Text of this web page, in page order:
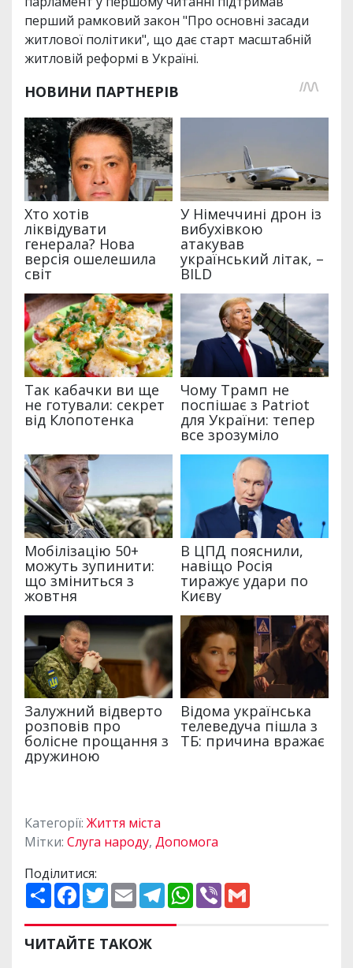
перший рамковий закон "Про основні засади
житлової політики", що дає старт масштабній
житловій реформі в Україні.
Категорії: Життя міста
Мітки: Слуга народу, Допомога
Поділитися:
П
о
и
р
и
F
a
e
b
o
T
w
t
t
e
E
m
i
l
T
e
e
W
h
V
ЧИТАЙТЕ ТАКОЖ